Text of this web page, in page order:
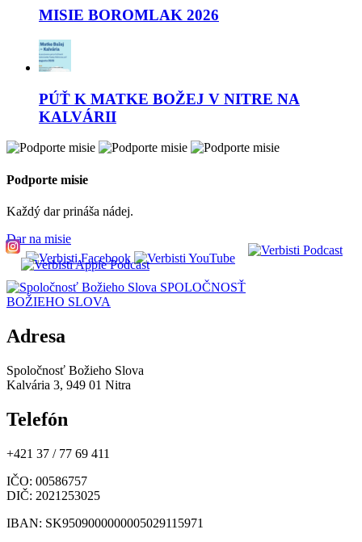
MISIE BOROMLAK 2026
PÚŤ K MATKE BOŽEJ V NITRE NA
KALVÁRII
Podporte misie
Každý dar prináša nádej.
Dar na misie
SPOLOČNOSŤ
BOŽIEHO SLOVA
Adresa
Spoločnosť Božieho Slova
Kalvária 3, 949 01 Nitra
Telefón
+421 37 / 77 69 411
IČO: 00586757
DIČ: 2021253025
IBAN: SK9509000000005029115971